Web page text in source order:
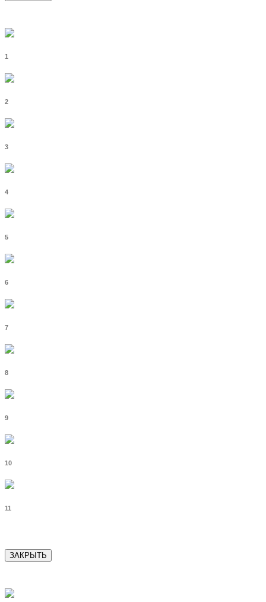
1
2
3
4
5
6
7
8
9
10
11
ЗАКРЫТЬ